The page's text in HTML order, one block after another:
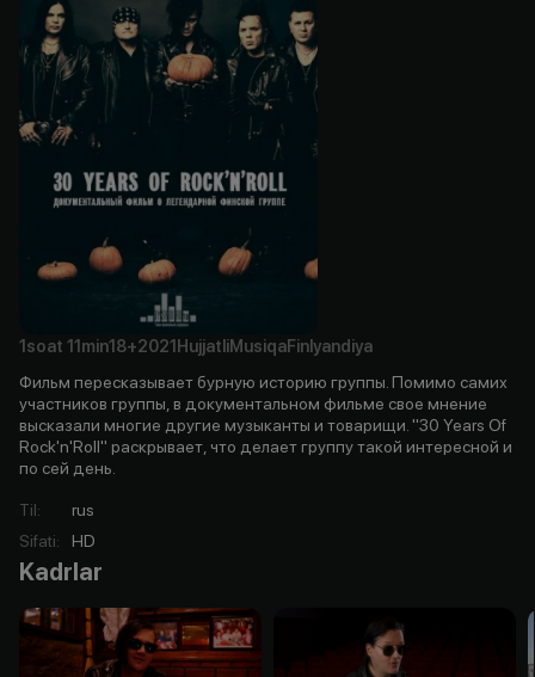
1soat 11min18+2021 HujjatliMusiqaFinlyandiya
Фильм пересказывает бурную историю группы. Помимо самих
участников группы, в документальном фильме свое мнение
высказали многие другие музыканты и товарищи. "30 Years Of
Rock'n'Roll" раскрывает, что делает группу такой интересной и
по сей день.
Til:
rus
Sifati: HD
Kadrlar